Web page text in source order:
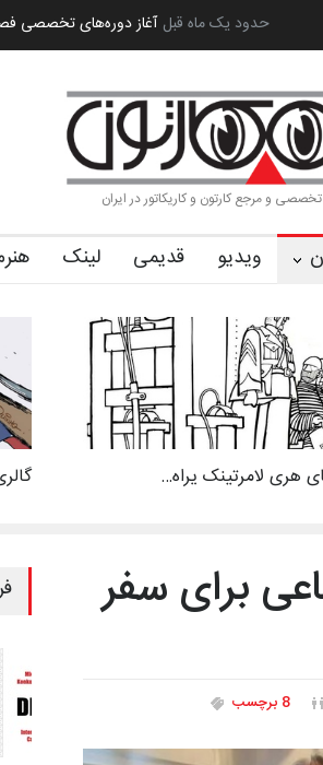
گزارش تصویری آیین اختتامیه وحدود یک ماه قبل
و مرجع کارتون و کاریکاتور در ایران
ویدیو قدیمی لینک
هری لامرتینک یراه…
برای سفر
8 برچسب